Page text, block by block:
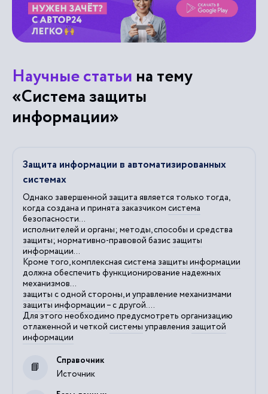
Научные статьи на тему
«Система защиты
информации»
Защита информации в автоматизированных
системах
Однако завершенной защита является только тогда,
когда создана и принята заказчиком система
безопасности...
исполнителей и органы; методы, способы и средства
защиты; нормативно-правовой базис защиты
информации...
Кроме того, комплексная система защиты информации
должна обеспечить функционирование надежных
механизмов...
защиты с одной стороны, и управление механизмами
защитыинформации – с другой....
Для этого необходимо предусмотреть организацию
отлаженной и четкой системы управления защитой
информации
Источник
Справочник